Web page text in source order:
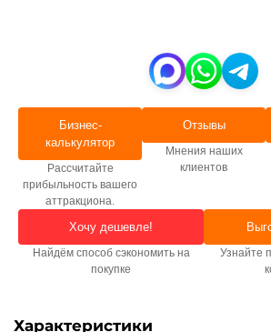
Бизнес-
калькулятор
Рассчитайте
прибыльность вашего
аттракциона.
Отзывы
Мнения наших
клиентов
Хочу дешевле!
Найдём способ сэкономить на
покупке
Узнайте
Характеристики